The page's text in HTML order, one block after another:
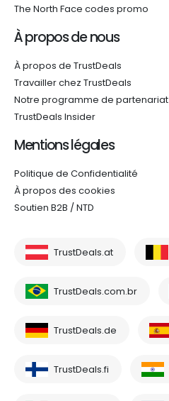
The North Face codes promo
À propos de nous
À propos de TrustDeals
Travailler chez TrustDeals
Notre programme de partenariat
TrustDeals Insider
Mentions légales
Politique de Confidentialité
À propos des cookies
Soutien B2B / NTD
TrustDeals.at
TrustDeals.com.br
TrustDeals.de
TrustDeals.fi